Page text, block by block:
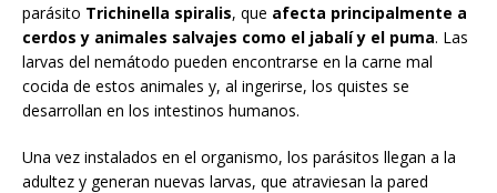
parásito Trichinella spiralis, que afecta principalmente a
cerdos y animales salvajes como el jabalí y el puma. Las
larvas del nemátodo pueden encontrarse en la carne mal
cocida de estos animales y, al ingerirse, los quistes se
desarrollan en los intestinos humanos.
Una vez instalados en el organismo, los parásitos llegan a la
adultez y generan nuevas larvas, que atraviesan la pared